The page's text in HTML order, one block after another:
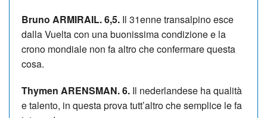
Bruno ARMIRAIL. 6,5. Il 31enne transalpino esce
dalla Vuelta con una buonissima condizione e la
crono mondiale non fa altro che confermare questa
cosa.
Thymen ARENSMAN. 6. Il nederlandese ha qualità
e talento, in questa prova tutt’altro che semplice le fa